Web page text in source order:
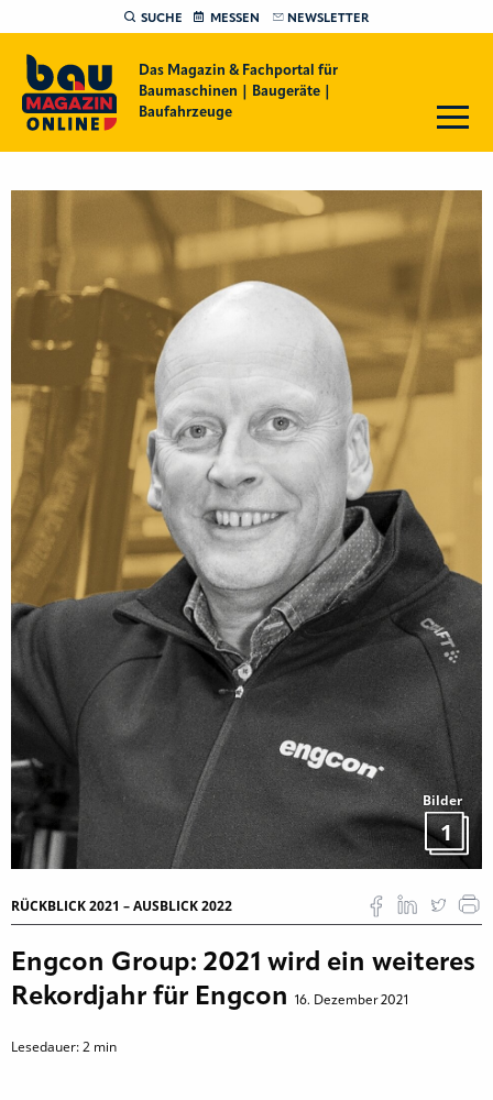
SUCHE MESSEN NEWSLETTER
Das Magazin & Fachportal für
Baumaschinen | Baugeräte |
Baufahrzeuge
Bilder
1
RÜCKBLICK 2021 – AUSBLICK 2022
Engcon Group: 2021 wird ein weiteres
Rekordjahr für Engcon
16. Dezember 2021
Lesedauer:2 min